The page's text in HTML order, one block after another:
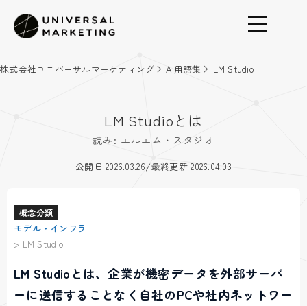
株式会社ユニバーサルマーケティング AI用語集 LM Studio
LM Studioとは
読み: エルエム・スタジオ
公開日 2026.03.26/最終更新 2026.04.03
概念分類
モデル・インフラ
> LM Studio
LM Studioとは、企業が機密データを外部サーバ
ーに送信することなく自社のPCや社内ネットワー